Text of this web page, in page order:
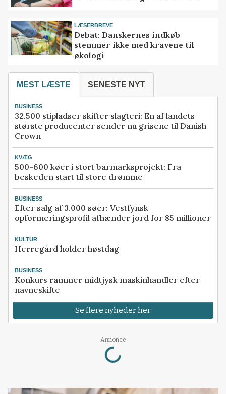
LÆSERBREVE
Debat: Danskernes indkøb
stemmer ikke med kravene til
økologi
MEST LÆSTE SENESTE NYT
BUSINESS
32.500 stipladser skifter slagteri: En af landets
største producenter sender nu grisene til Danish
Crown
KVÆG
500-600 køer i stort barmarksprojekt: Fra
beskeden start til store drømme
BUSINESS
Efter salg af 3.000 søer: Vestfynsk
opformeringsprofil afhænder jord for 85 millioner
KULTUR
Herregård holder høstdag
BUSINESS
Konkurs rammer midtjysk maskinhandler efter
navneskifte
Se flere nyheder her
Annonce
Loading...